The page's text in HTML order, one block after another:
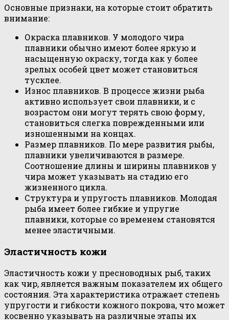
Основные признаки, на которые стоит обратить
внимание:
Окраска плавников. У молодого чира
плавники обычно имеют более яркую и
насыщенную окраску, тогда как у более
зрелых особей цвет может становиться
тусклее.
Износ плавников. В процессе жизни рыба
активно использует свои плавники, и с
возрастом они могут терять свою форму,
становиться слегка поврежденными или
изношенными на концах.
Размер плавников. По мере развития рыбы,
плавники увеличиваются в размере.
Соотношение длины и ширины плавников у
чира может указывать на стадию его
жизненного цикла.
Структура и упругость плавников. Молодая
рыба имеет более гибкие и упругие
плавники, которые со временем становятся
менее эластичными.
Эластичность кожи
Эластичность кожи у пресноводных рыб, таких
как чир, является важным показателем их общего
состояния. Эта характеристика отражает степень
упругости и гибкости кожного покрова, что может
косвенно указывать на различные этапы их